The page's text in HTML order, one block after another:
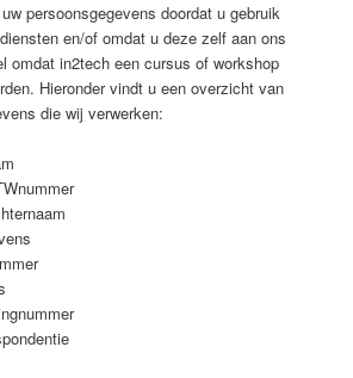
persoonsgegevens doordat u gebruik
en/of omdat u deze zelf aan ons
omdat in2tech een cursus of workshop
Hieronder vindt u een overzicht van
die wij verwerken: